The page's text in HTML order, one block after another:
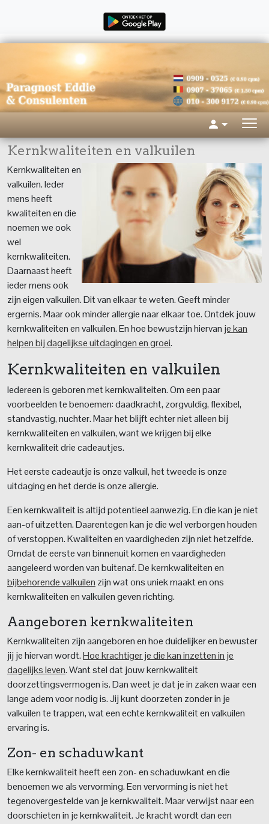
Kernkwaliteiten en valkuilen
Kernkwaliteiten en
valkuilen. Ieder
mens heeft
kwaliteiten en die
noemen we ook
wel
kernkwaliteiten.
Daarnaast heeft
ieder mens ook
zijn eigen valkuilen. Dit van elkaar te weten. Geeft minder
ergernis. Maar ook minder allergie naar elkaar toe. Ontdek jouw
kernkwaliteiten en valkuilen. En hoe bewustzijn hiervan je kan
helpen bij dagelijkse uitdagingen en groei.
Kernkwaliteiten en valkuilen
Iedereen is geboren met kernkwaliteiten. Om een paar
voorbeelden te benoemen: daadkracht, zorgvuldig, flexibel,
standvastig, nuchter. Maar het blijft echter niet alleen bij
kernkwaliteiten en valkuilen, want we krijgen bij elke
kernkwaliteit drie cadeautjes.
Het eerste cadeautje is onze valkuil, het tweede is onze
uitdaging en het derde is onze allergie.
Een kernkwaliteit is altijd potentieel aanwezig. En die kan je niet
aan-of uitzetten. Daarentegen kan je die wel verborgen houden
of verstoppen. Kwaliteiten en vaardigheden zijn niet hetzelfde.
Omdat de eerste van binnenuit komen en vaardigheden
aangeleerd worden van buitenaf. De kernkwaliteiten en
bijbehorende valkuilen zijn wat ons uniek maakt en ons
kernkwaliteiten en valkuilen geven richting.
Aangeboren kernkwaliteiten
Kernkwaliteiten zijn aangeboren en hoe duidelijker en bewuster
jij je hiervan wordt.Hoe krachtiger je die kan inzetten in je
dagelijks leven. Want stel dat jouw kernkwaliteit
doorzettingsvermogen is. Dan weet je dat je in zaken waar een
lange adem voor nodig is. Jij kunt doorzeten zonder in je
valkuilen te trappen, wat een echte kernkwaliteit en valkuilen
ervaring is.
Zon- en schaduwkant
Elke kernkwaliteit heeft een zon- en schaduwkant en die
benoemen we als vervorming. Een vervorming is niet het
tegenovergestelde van je kernkwaliteit. Maar verwijst naar een
doorschieten in je kernkwaliteit. Je kracht wordt dan een